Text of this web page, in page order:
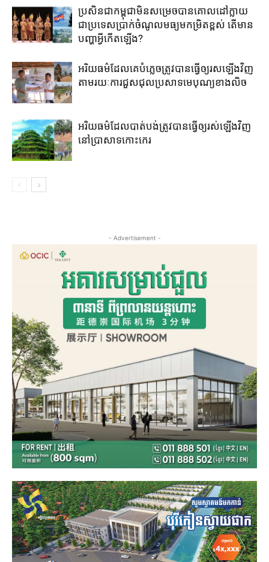
ប្រសិន​ជា​កម្ពុជា​មិន​សម្រេច​បាន​គោល​ដៅ​ក្លាយ​
ជា​ប្រទេស​ប្រាក់​ចំណូល​មធ្យម​កម្រិត​ខ្ពស់​ តើ​មាន​
បញ្ហា​អ្វី​កើត​ឡើង​?
អរិយធម៌​ដែល​គេ​បំភ្លេច​ត្រូវ​បាន​ធ្វើ​ឲ្យ​រសឡើង​វិញ​
តាម​រយៈ​ការ​ជួស​ជុល​ប្រសាទ​មេ​បុណ្យ​ខាង​លិច​
អរិយធម៌​ដែល​បាត់​បង់​ត្រូវ​បាន​ធ្វើ​ឲ្យ​រស់​ឡើង​វិញ​
នៅ​ប្រាសាទ​កោះ​កេរ​
- Advertisement -